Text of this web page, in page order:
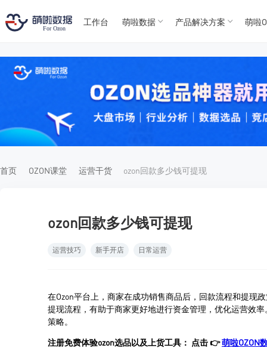
For
For
工作台 萌啦数据 产品解决方案 萌啦
首页 OZON课堂 运营干货 ozon回款多少钱可提现
ozon回款多少钱可提现
运营技巧 新手开店 日常运营